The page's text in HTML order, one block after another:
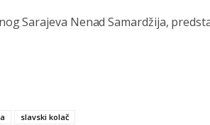
Sarajeva Nenad Samardžija,
slavski kolač